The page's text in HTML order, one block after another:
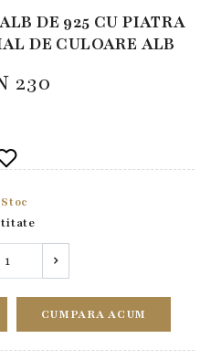
DE 925 CU PIATRA
DE CULOARE ALB
230
CUMPARA ACUM